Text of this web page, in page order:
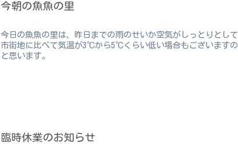
今朝の魚魚の里
今日の魚魚の里は、昨日までの雨のせいか空気がしっとりとし
市街地に比べて気温が3℃から5℃くらい低い場合もございます
と思います。
臨時休業のお知らせ